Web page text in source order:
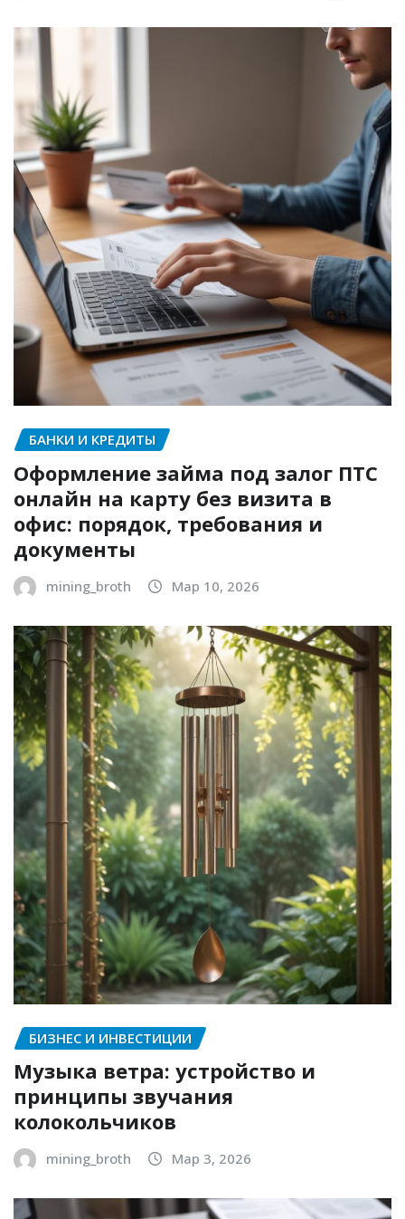
БАНКИ И КРЕДИТЫ
Оформление займа под залог ПТС
онлайн на карту без визита в
офис: порядок, требования и
документы
mining_broth Мар 10, 2026
БИЗНЕС И ИНВЕСТИЦИИ
Музыка ветра: устройство и
принципы звучания
колокольчиков
mining_broth Мар 3, 2026